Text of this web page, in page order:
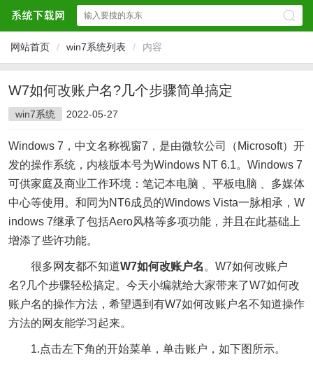
网站首页 / win7系统列表 / 内容
W7如何改账户名?几个步骤简单搞定
win7系统 2022-05-27
Windows 7，中文名称视窗7，是由微软公司（Microsoft）开
发的操作系统，内核版本号为Windows NT 6.1。Windows 7
可供家庭及商业工作环境：笔记本电脑 、平板电脑 、多媒体
中心等使用。和同为NT6成员的Windows Vista一脉相承，W
indows 7继承了包括Aero风格等多项功能，并且在此基础上
增添了些许功能。
很多网友都不知道W7如何改账户名 。W7如何改账户
名?几个步骤轻松搞定。今天小编就给大家带来了W7如何改
账户名的操作方法，希望遇到有W7如何改账户名不知道操作
方法的网友能学习起来。
1.点击左下角的开始菜单，单击账户，如下图所示。